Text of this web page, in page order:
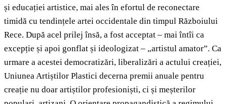
și educației artistice, mai ales în efortul de reconectare
timidă cu tendințele artei occidentale din timpul Războiului
Rece. După acel prilej însă, a fost acceptat – mai întîi ca
excepție și apoi gonflat și ideologizat – „artistul amator”. Ca
urmare a acestei democratizări, liberalizări a actului creației,
Uniunea Artiștilor Plastici decerna premii anuale pentru
creație nu doar artiștilor profesioniști, ci și meșterilor